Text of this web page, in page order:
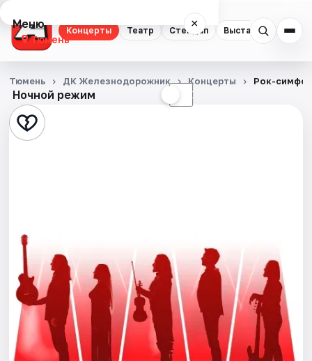
Концерты Театр Стендап Выставки
Меню ×
Тюмень
Концерты
Театр
Стендап
Экскурсии
Спорт
События
Города
Ночной режим ☾
Тюмень ДК Железнодорожник Концерты Рок-